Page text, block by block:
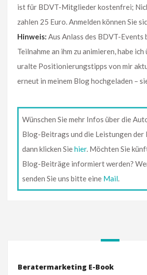
ist für BDVT-Mitglieder kostenfrei;
zahlen 25 Euro. Anmelden können Sie
Hinweis: Aus Anlass des BDVT-Events
Teilnahme an ihm zu animieren, habe
uralte Positionierungstipps von mir
erneut in meinem Blog hochgeladen –
Wünschen Sie mehr Infos über die
Blog-Beitrags und die Leistungen der
dann klicken Siehier. Möchten Sie
Blog-Beiträge informiert werden?
senden Sie uns bitte eine Mail
Beratermarketing E-Book